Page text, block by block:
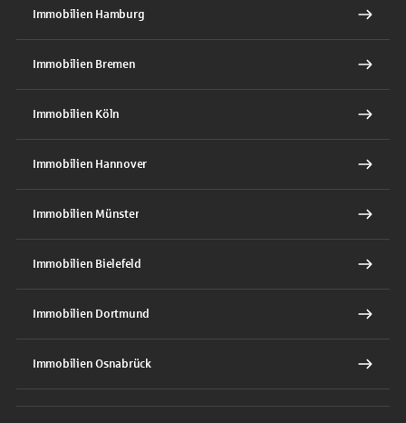
Immobilien Hamburg
Immobilien Bremen
Immobilien Köln
Immobilien Hannover
Immobilien Münster
Immobilien Bielefeld
Immobilien Dortmund
Immobilien Osnabrück